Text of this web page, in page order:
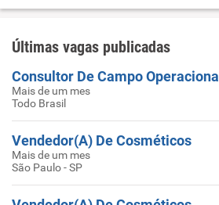
Últimas vagas publicadas
Consultor De Campo Operacional
Mais de um mes
Todo Brasil
Vendedor(A) De Cosméticos
Mais de um mes
São Paulo - SP